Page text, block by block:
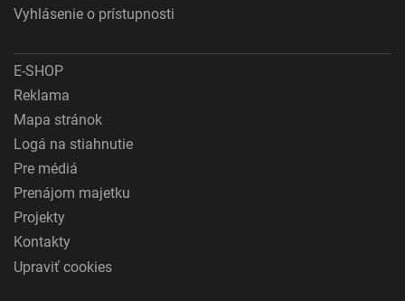
Vyhlásenie o prístupnosti
E-SHOP
Reklama
Mapa stránok
Logá na stiahnutie
Pre médiá
Prenájom majetku
Projekty
Kontakty
Upraviť cookies